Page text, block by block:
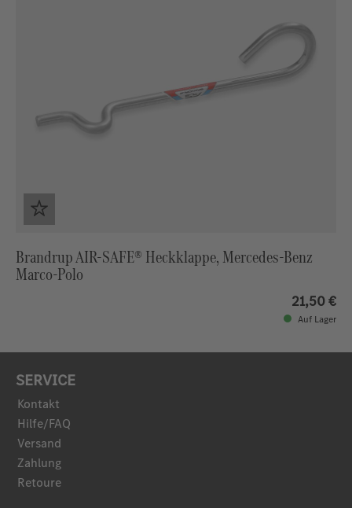
Brandrup AIR-SAFE® Heckklappe, Mercedes-Benz
Marco-Polo
21,50 €
Auf Lager
SERVICE
Kontakt
Hilfe/FAQ
Versand
Zahlung
Retoure